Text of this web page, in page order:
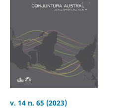
v. 14 n. 65 (2023)